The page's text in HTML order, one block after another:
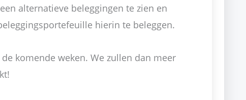
alternatieve beleggingen te zien en
hierin te beleggen.
komende weken. We zullen dan meer